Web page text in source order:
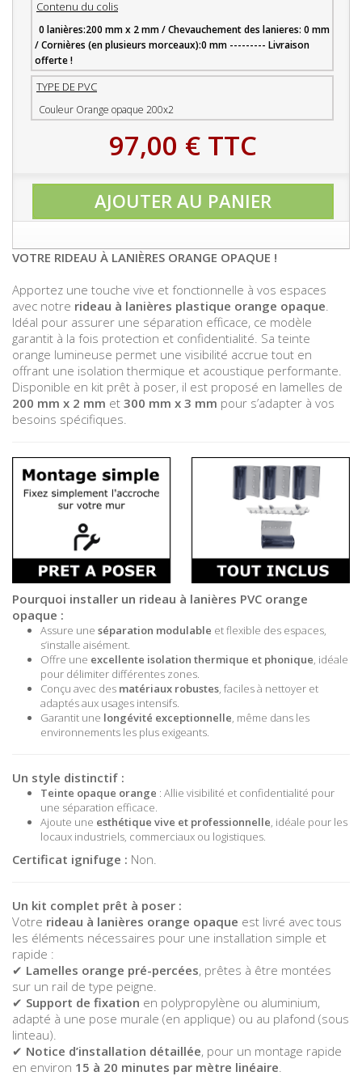
VOTRE RIDEAU À LANIÈRES ORANGE OPAQUE !
Apportez une touche vive et fonctionnelle à vos espaces
avec notre rideau à lanières plastique orange opaque.
Idéal pour assurer une séparation efficace, ce modèle
garantit à la fois protection et confidentialité. Sa teinte
orange lumineuse permet une visibilité accrue tout en
offrant une isolation thermique et acoustique performante.
Disponible en kit prêt à poser, il est proposé en lamelles de
200 mm x 2 mm et 300 mm x 3 mm pour s’adapter à vos
besoins spécifiques.
Pourquoi installer un rideau à lanières PVC orange
opaque :
Assure une séparation modulable et flexible des espaces,
s’installe aisément.
Offre une excellente isolation thermique et phonique, idéale
pour délimiter différentes zones.
Conçu avec des matériaux robustes, faciles à nettoyer et
adaptés aux usages intensifs.
Garantit une longévité exceptionnelle, même dans les
environnements les plus exigeants.
Un style distinctif :
Teinte opaque orange : Allie visibilité et confidentialité pour
une séparation efficace.
Ajoute une esthétique vive et professionnelle, idéale pour les
locaux industriels, commerciaux ou logistiques.
Certificat ignifuge : Non.
Un kit complet prêt à poser :
Votre rideau à lanières orange opaque est livré avec tous
les éléments nécessaires pour une installation simple et
rapide :
✔ Lamelles orange pré-percées, prêtes à être montées
sur un rail de type peigne.
✔ Support de fixation en polypropylène ou aluminium,
adapté à une pose murale (en applique) ou au plafond (sous
linteau).
✔ Notice d’installation détaillée, pour un montage rapide
en environ 15 à 20 minutes par mètre linéaire
Contenu du colis
0 lanières:200 mm x 2 mm / Chevauchement des lanieres: 0 mm
/ Cornières (en plusieurs morceaux):0 mm --------- Livraison
offerte !
TYPE DE PVC
Couleur Orange opaque 200x2
97,00 € TTC
AJOUTER AU PANIER